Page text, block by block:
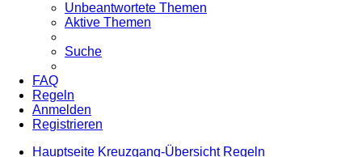
Unbeantwortete Themen
Aktive Themen
Suche
FAQ
Regeln
Anmelden
Registrieren
Hauptseite Kreuzgang-Übersicht Regeln